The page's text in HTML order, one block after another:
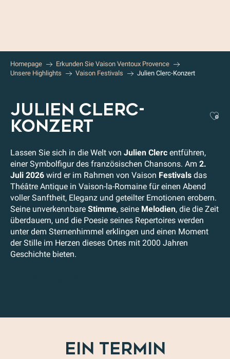
Homepage
Erkunden Sie Vaison Ventoux Provence
Unsere Highlights
Vaison Festivals Julien Clerc-Konzert
JULIEN CLERC-
KONZERT
Lassen Sie sich in die Welt von Julien Clerc entführen,
einer Symbolfigur des französischen Chansons. Am 2.
Juli 2026 wird er im Rahmen von Vaison Festivals das
Théâtre Antique in Vaison-la-Romaine für einen Abend
voller Sanftheit, Eleganz und geteilter Emotionen erobern.
Seine unverkennbare Stimme, seine Melodien, die die Zeit
überdauern, und die Poesie seines Repertoires werden
unter dem Sternenhimmel erklingen und einen Moment
der Stille im Herzen dieses Ortes mit 2000 Jahren
Geschichte bieten.
EIN TERMIN